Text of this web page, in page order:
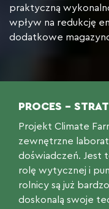
praktyczną
wpływ na redukcję
dodatkowe
PROCES –
Projekt Climate
zewnętrzne
doświadczeń. Jest
rolę wytycznej i
rolnicy są już
doskonalą swoje